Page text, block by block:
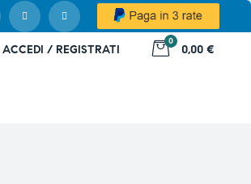
ACCEDI / REGISTRATI
0
0,00 €